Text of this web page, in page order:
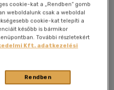
Megosztom
|naptár|
cookie-kat a „Rendben” gomb
weboldalunk csak a weboldal
cookie-kat telepíti a
később is bármikor
További részletekért
Kft. adatkezelési
Rendben